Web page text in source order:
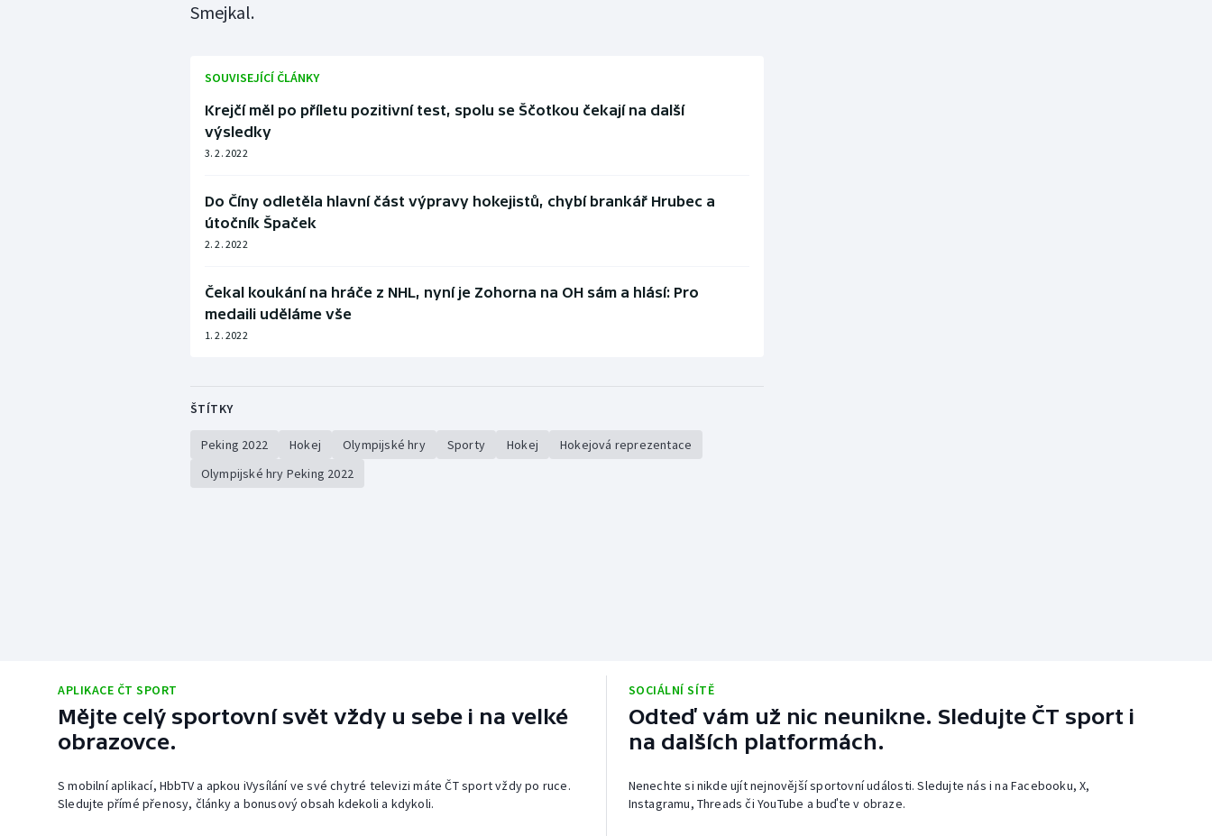
Smejkal.
SOUVISEJÍCÍ ČLÁNKY
Krejčí měl po příletu pozitivní test, spolu se Ščotkou čekají na další
výsledky
3. 2. 2022
Do Číny odletěla hlavní část výpravy hokejistů, chybí brankář Hrubec a
útočník Špaček
2. 2. 2022
Čekal koukání na hráče z NHL, nyní je Zohorna na OH sám a hlásí: Pro
medaili uděláme vše
1. 2. 2022
ŠTÍTKY
Peking 2022 Hokej Olympijské hry Sporty Hokej
Hokejová reprezentace
Olympijské hry Peking 2022
APLIKACE ČT SPORT
Mějte celý sportovní svět vždy u sebe i na velké
obrazovce.
S mobilní aplikací, HbbTV a apkou iVysílání ve své chytré televizi máte ČT sport vždy po ruce.
Sledujte přímé přenosy, články a bonusový obsah kdekoli a kdykoli.
SOCIÁLNÍ SÍTĚ
Odteď vám už nic neunikne. Sledujte ČT sport i
na dalších platformách.
Nenechte si nikde ujít nejnovější sportovní události. Sledujte nás i na Facebooku, X,
Instagramu, Threads či YouTube a buďte v obraze.